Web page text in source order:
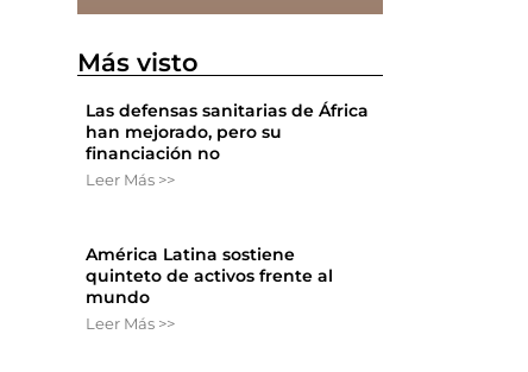
Más visto
Las defensas sanitarias de África
han mejorado, pero su
financiación no
Leer Más >>
América Latina sostiene
quinteto de activos frente al
mundo
Leer Más >>